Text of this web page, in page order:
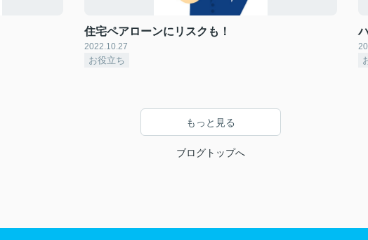
住宅ペアローンにリスクも！
2022.10.27
お役立ち
もっと見る
ブログトップへ